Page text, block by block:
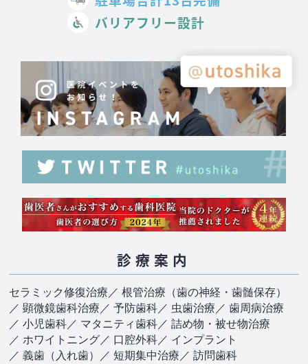
バリアフリー設計
診療案内
セラミック修復治療／ 根管治療（歯の神経・歯髄保存）
／ 顕微鏡歯科治療／ 予防歯科／ 虫歯治療／ 歯周病治療
／ 小児歯科／ マタニティ歯科／ 詰め物・被せ物治療
／ ホワイトニング／ 口腔外科／ インプラント
／ 義歯（入れ歯） ／ 短期集中治療／ 訪問歯科